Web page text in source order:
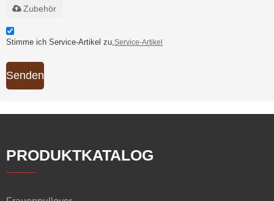
Zubehör
Stimme ich Service-Artikel zu, Service-Artikel
Senden
PRODUKTKATALOG